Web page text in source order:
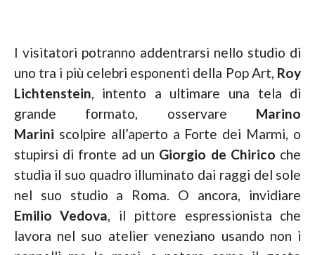
I visitatori potranno addentrarsi nello studio di
uno tra i più celebri esponenti della Pop Art, Roy
Lichtenstein, intento a ultimare una tela di
grande formato, osservare Marino
Marini scolpire all’aperto a Forte dei Marmi, o
stupirsi di fronte ad un Giorgio de Chirico che
studia il suo quadro illuminato dai raggi del sole
nel suo studio a Roma. O ancora, invidiare
Emilio Vedova, il pittore espressionista che
lavora nel suo atelier veneziano usando non i